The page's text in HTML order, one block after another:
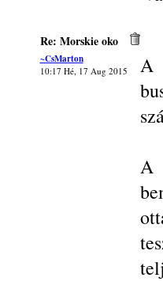
Re: Morskie oko
~CsMarton
10:17 Hé, 17 Aug 2015
A
A